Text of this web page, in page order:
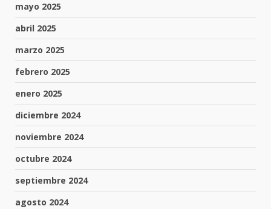
mayo 2025
abril 2025
marzo 2025
febrero 2025
enero 2025
diciembre 2024
noviembre 2024
octubre 2024
septiembre 2024
agosto 2024